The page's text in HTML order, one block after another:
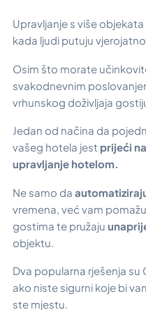
Upravljanje s više
kada ljudi putuju
Osim što morate
svakodnevnim
vrhunskog doživljaja
Jedan od načina da
vašeg hotela jest prijeći
upravljanje hotelom.
Ne samo da
vremena, već vam
gostima te pružaju
objektu.
Dva popularna rješenja
ako niste sigurni koje bi
ste mjestu.